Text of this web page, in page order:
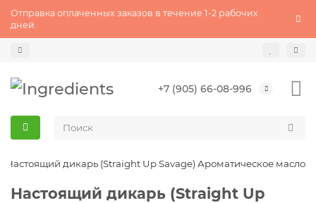
Отправка оплаченных заказов в течение 1-2 рабочих
дней.
+7 (905) 66-08-996
Настоящий дикарь (Straight Up Savage) Ароматическое масло
Настоящий дикарь (Straight Up